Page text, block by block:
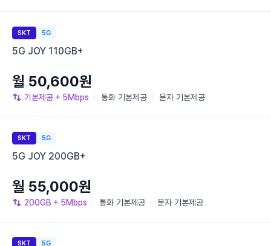
SKT 5G
5G JOY 110GB+
기본제공 + 5Mbps 통화 기본제공 문자 기본제공
월 50,600원
SKT 5G
5G JOY 200GB+
200GB + 5Mbps 통화 기본제공 문자 기본제공
월 55,000원
SKT 5G